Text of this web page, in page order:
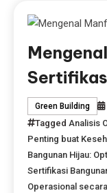
Green Building
TaggedAnalisis
Penting buat
Bangunan Hijau:
Sertifikasi
Operasional